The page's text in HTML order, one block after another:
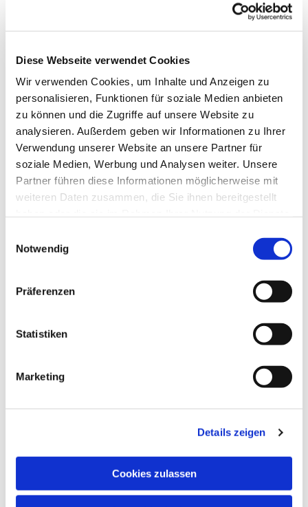
Diese Webseite verwendet Cookies
Wir verwenden Cookies, um Inhalte und Anzeigen zu
personalisieren, Funktionen für soziale Medien anbieten
zu können und die Zugriffe auf unsere Website zu
analysieren. Außerdem geben wir Informationen zu Ihrer
Verwendung unserer Website an unsere Partner für
soziale Medien, Werbung und Analysen weiter. Unsere
Partner führen diese Informationen möglicherweise mit
weiteren Daten zusammen, die Sie ihnen bereitgestellt
Notwendig
Präferenzen
Statistiken
Marketing
Details zeigen
Cookies zulassen
Gemeinderaum 2, Ev. Kirche Wriezen,
Markt, 16269 Wriezen